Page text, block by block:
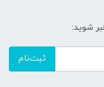
شوید:
ثبت‌نام